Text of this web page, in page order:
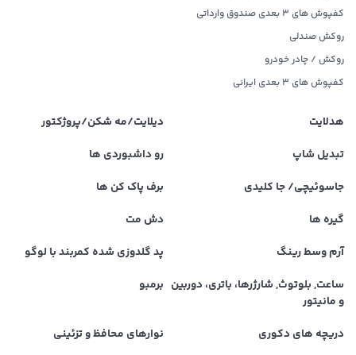
کفپوش های 3 بعدی صندوق وارداتی
روکش صندلی
روکش / چادر خودرو
کفپوش های ۳ بعدی ایرانی
هدلایت
دیلایت/مه شکن/پروژکتور
تبدیل شاپ
رو داشبوردی ها
جاسوئیچی/ جا کلیدی
برف پاک کن ها
گیره ها
دش مت
آرم وسط رینگ
پد گلدوزی شده کمربند با لوگو
ساعت, بلوتوث, شارژرها، باتری، دوربین
و مانیتور
برمبو
دریچه های دکوری
نوارهای محافظ و تزئینی